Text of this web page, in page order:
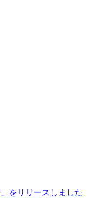
」をリリースしました